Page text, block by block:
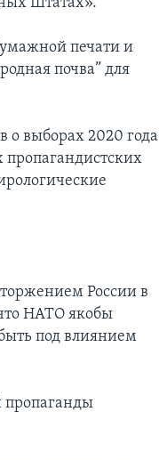
печати и
почва” для
о выборах 2020 года
пропагандистских
России в
НАТО якобы
под влиянием
пропаганды